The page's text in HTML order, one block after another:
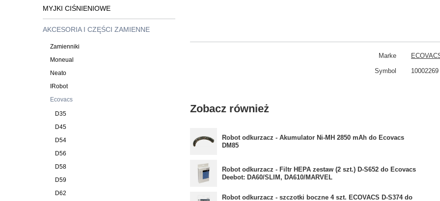
MYJKI CIŚNIENIOWE
AKCESORIA I CZĘŚCI ZAMIENNE
Zamienniki
Moneual
Neato
IRobot
Ecovacs
D35
D45
D54
D56
D58
D59
D62
Marke
Symbol 10002269
Zobacz również
Robot odkurzacz - Akumulator Ni-MH 2850 mAh do Ecovacs
DM85
Robot odkurzacz - Filtr HEPA zestaw (2 szt.) D-S652 do Ecovacs
Deebot: DA60/SLIM, DA610/MARVEL
Robot odkurzacz - szczotki boczne 4 szt. ECOVACS D-S374 do